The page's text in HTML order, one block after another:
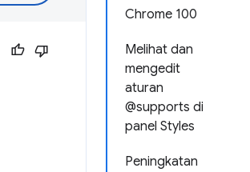
Chrome 100
Melihat dan
mengedit
aturan
@supports di
panel Styles
Peningkatan